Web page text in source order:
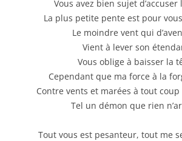
Vous avez bien sujet d’accuser
La plus petite pente est pour
Le moindre vent qui
Vient à lever son
Vous oblige à baisser la
Cependant que ma force à la
Contre vents et marées à tout
Tel un démon que rien
Tout vous est pesanteur, tout me